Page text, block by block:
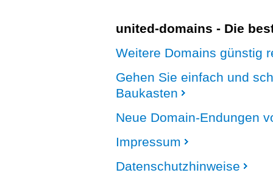
united-domains - Die
Weitere Domains günstig
Gehen Sie einfach und
Baukasten
Neue Domain-Endungen
Impressum
Datenschutzhinweise